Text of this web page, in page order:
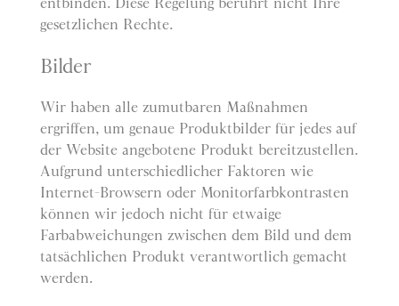
gesetzlichen Rechte.
Bilder
Wir haben alle zumutbaren Maßnahmen
ergriffen, um genaue Produktbilder für jedes auf
der Website angebotene Produkt bereitzustellen.
Aufgrund unterschiedlicher Faktoren wie
Internet-Browsern oder Monitorfarbkontrasten
können wir jedoch nicht für etwaige
Farbabweichungen zwischen dem Bild und dem
tatsächlichen Produkt verantwortlich gemacht
werden.